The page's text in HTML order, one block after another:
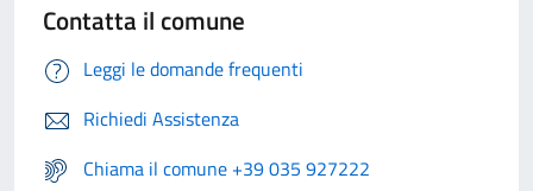
Contatta il comune
Leggi le domande frequenti
Richiedi Assistenza
Chiama il comune +39 035 927222